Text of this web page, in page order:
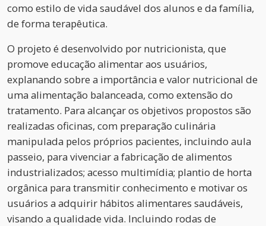
como estilo de vida saudável dos alunos e da família,
de forma terapêutica.
O projeto é desenvolvido por nutricionista, que
promove educação alimentar aos usuários,
explanando sobre a importância e valor nutricional de
uma alimentação balanceada, como extensão do
tratamento. Para alcançar os objetivos propostos são
realizadas oficinas, com preparação culinária
manipulada pelos próprios pacientes, incluindo aula
passeio, para vivenciar a fabricação de alimentos
industrializados; acesso multimídia; plantio de horta
orgânica para transmitir conhecimento e motivar os
usuários a adquirir hábitos alimentares saudáveis,
visando a qualidade vida. Incluindo rodas de